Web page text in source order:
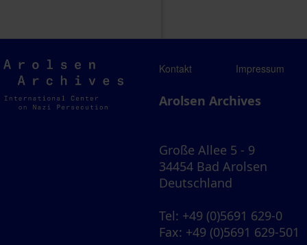
Arolsen
Archives
Kontakt Impressum
Arolsen Archives
Große Allee 5 - 9
34454 Bad Arolsen
Deutschland
Tel: +49 (0)5691 629-0
Fax: +49 (0)5691 629-501